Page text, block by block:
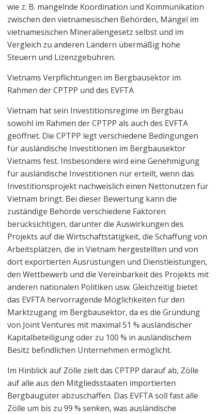
wie z. B. mangelnde Koordination und Kommunikation
zwischen den vietnamesischen Behörden, Mängel im
vietnamesischen Mineraliengesetz selbst und im
Vergleich zu anderen Ländern übermäßig hohe
Steuern und Lizenzgebühren.
Vietnams Verpflichtungen im Bergbausektor im
Rahmen der CPTPP und des EVFTA
Vietnam hat sein Investitionsregime im Bergbau
sowohl im Rahmen der CPTPP als auch des EVFTA
geöffnet. Die CPTPP legt verschiedene Bedingungen
für ausländische Investitionen im Bergbausektor
Vietnams fest. Insbesondere wird eine Genehmigung
für ausländische Investitionen nur erteilt, wenn das
Investitionsprojekt nachweislich einen Nettonutzen für
Vietnam bringt. Bei dieser Bewertung kann die
zuständige Behörde verschiedene Faktoren
berücksichtigen, darunter die Auswirkungen des
Projekts auf die Wirtschaftstätigkeit, die Schaffung von
Arbeitsplätzen, die in Vietnam hergestellten und von
dort exportierten Ausrüstungen und Dienstleistungen,
den Wettbewerb und die Vereinbarkeit des Projekts mit
anderen nationalen Politiken usw. Gleichzeitig bietet
das EVFTA hervorragende Möglichkeiten für den
Marktzugang im Bergbausektor, da es die Gründung
von Joint Ventures mit maximal 51 % ausländischer
Kapitalbeteiligung oder zu 100 % in ausländischem
Besitz befindlichen Unternehmen ermöglicht.
Im Hinblick auf Zölle zielt das CPTPP darauf ab, Zölle
auf alle aus den Mitgliedsstaaten importierten
Bergbaugüter abzuschaffen. Das EVFTA soll fast alle
Zölle um bis zu 99 % senken, was ausländische